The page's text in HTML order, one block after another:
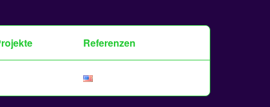
Referenzen